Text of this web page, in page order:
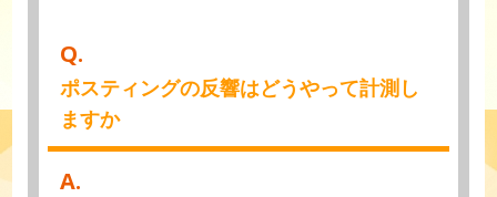
Q.
ポスティングの反響はどうやって計測し
ますか
A.